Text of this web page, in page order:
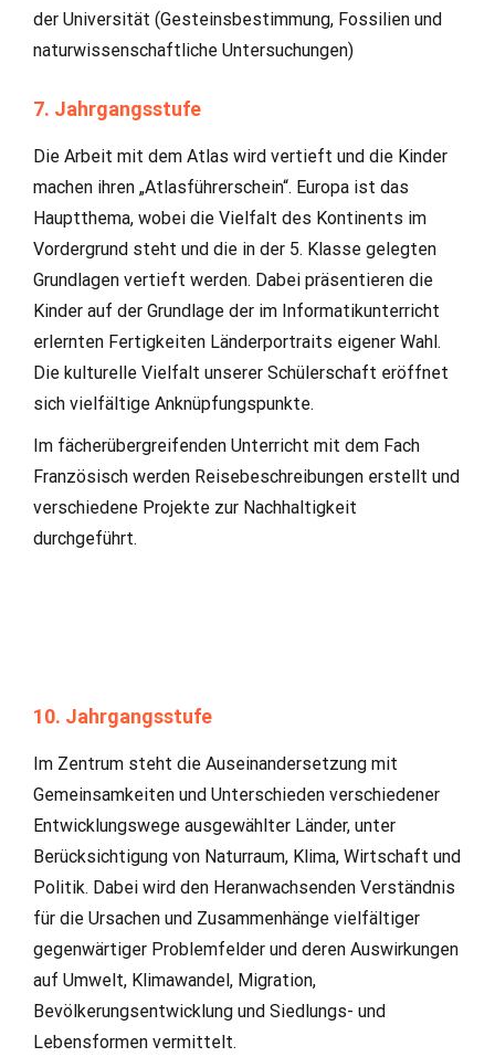
der Universität (Gesteinsbestimmung, Fossilien und
naturwissenschaftliche Untersuchungen)
7. Jahrgangsstufe
Die Arbeit mit dem Atlas wird vertieft und die Kinder
machen ihren „Atlasführerschein“. Europa ist das
Hauptthema, wobei die Vielfalt des Kontinents im
Vordergrund steht und die in der 5. Klasse gelegten
Grundlagen vertieft werden. Dabei präsentieren die
Kinder auf der Grundlage der im Informatikunterricht
erlernten Fertigkeiten Länderportraits eigener Wahl.
Die kulturelle Vielfalt unserer Schülerschaft eröffnet
sich vielfältige Anknüpfungspunkte.
Im fächerübergreifenden Unterricht mit dem Fach
Französisch werden Reisebeschreibungen erstellt und
verschiedene Projekte zur Nachhaltigkeit
durchgeführt.
10. Jahrgangsstufe
Im Zentrum steht die Auseinandersetzung mit
Gemeinsamkeiten und Unterschieden verschiedener
Entwicklungswege ausgewählter Länder, unter
Berücksichtigung von Naturraum, Klima, Wirtschaft und
Politik. Dabei wird den Heranwachsenden Verständnis
für die Ursachen und Zusammenhänge vielfältiger
gegenwärtiger Problemfelder und deren Auswirkungen
auf Umwelt, Klimawandel, Migration,
Bevölkerungsentwicklung und Siedlungs- und
Lebensformen vermittelt.